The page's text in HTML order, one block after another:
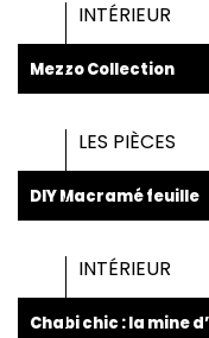
INTÉRIEUR
Mezzo Collection
LES PIÈCES
DIY Macramé feuille
INTÉRIEUR
Chabi chic : la mine